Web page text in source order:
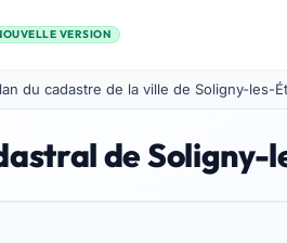
VERSION
du cadastre de la ville de Soligny-les-
de Soligny-